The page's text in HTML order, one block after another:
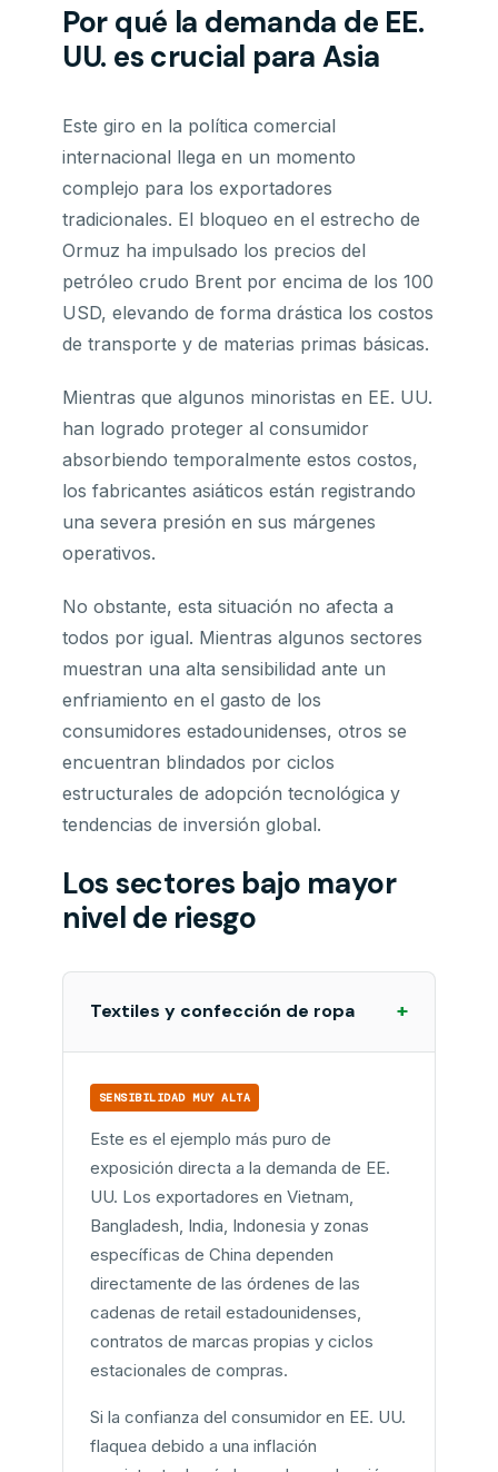
Por qué la demanda de EE.
UU. es crucial para Asia
Este giro en la política comercial
internacional llega en un momento
complejo para los exportadores
tradicionales. El bloqueo en el estrecho de
Ormuz ha impulsado los precios del
petróleo crudo Brent por encima de los 100
USD, elevando de forma drástica los costos
de transporte y de materias primas básicas.
Mientras que algunos minoristas en EE. UU.
han logrado proteger al consumidor
absorbiendo temporalmente estos costos,
los fabricantes asiáticos están registrando
una severa presión en sus márgenes
operativos.
No obstante, esta situación no afecta a
todos por igual. Mientras algunos sectores
muestran una alta sensibilidad ante un
enfriamiento en el gasto de los
consumidores estadounidenses, otros se
encuentran blindados por ciclos
estructurales de adopción tecnológica y
tendencias de inversión global.
Los sectores bajo mayor
nivel de riesgo
Textiles y confección de ropa +
SENSIBILIDAD MUY ALTA
Este es el ejemplo más puro de
exposición directa a la demanda de EE.
UU. Los exportadores en Vietnam,
Bangladesh, India, Indonesia y zonas
específicas de China dependen
directamente de las órdenes de las
cadenas de retail estadounidenses,
contratos de marcas propias y ciclos
estacionales de compras.
Si la confianza del consumidor en EE. UU.
flaquea debido a una inflación